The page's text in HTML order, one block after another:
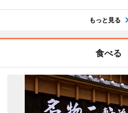
もっと見る
食べる